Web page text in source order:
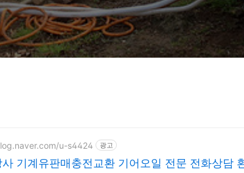
u-s4424 광고
사 기계유판매충전교환 기어오일 전문 전화상담